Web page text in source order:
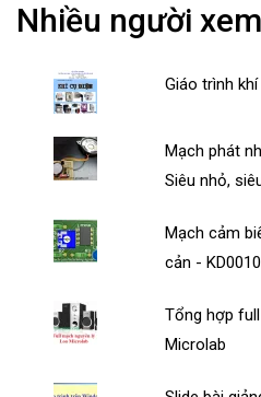
Nhiều người xem
Giáo trình
Mạch phát
Siêu nhỏ,
Mạch cảm
cản - KD0010
Tổng hợp
Microlab